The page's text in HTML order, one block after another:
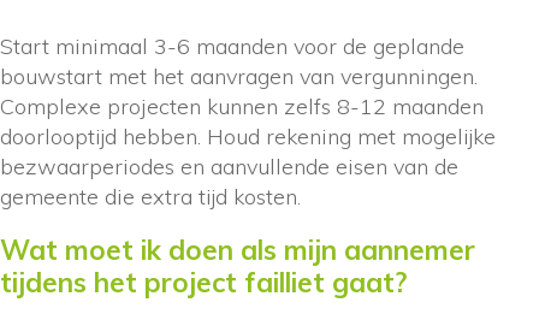
Start minimaal 3-6 maanden voor de geplande
bouwstart met het aanvragen van vergunningen.
Complexe projecten kunnen zelfs 8-12 maanden
doorlooptijd hebben. Houd rekening met mogelijke
bezwaarperiodes en aanvullende eisen van de
gemeente die extra tijd kosten.
Wat moet ik doen als mijn aannemer
tijdens het project failliet gaat?